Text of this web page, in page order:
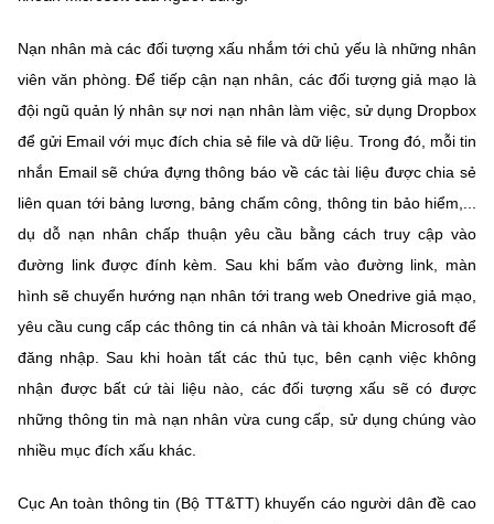
Nạn nhân mà các đối tượng xấu nhắm tới chủ yếu là những nhân
viên văn phòng. Để tiếp cận nạn nhân, các đối tượng giả mạo là
đội ngũ quản lý nhân sự nơi nạn nhân làm việc, sử dụng Dropbox
để gửi Email với mục đích chia sẻ file và dữ liệu. Trong đó, mỗi tin
nhắn Email sẽ chứa đựng thông báo về các tài liệu được chia sẻ
liên quan tới bảng lương, bảng chấm công, thông tin bảo hiểm,...
dụ dỗ nạn nhân chấp thuận yêu cầu bằng cách truy cập vào
đường link được đính kèm. Sau khi bấm vào đường link, màn
hình sẽ chuyển hướng nạn nhân tới trang web Onedrive giả mạo,
yêu cầu cung cấp các thông tin cá nhân và tài khoản Microsoft để
đăng nhập. Sau khi hoàn tất các thủ tục, bên cạnh việc không
nhận được bất cứ tài liệu nào, các đối tượng xấu sẽ có được
những thông tin mà nạn nhân vừa cung cấp, sử dụng chúng vào
nhiều mục đích xấu khác.
Cục An toàn thông tin (Bộ TT&TT) khuyến cáo người dân đề cao